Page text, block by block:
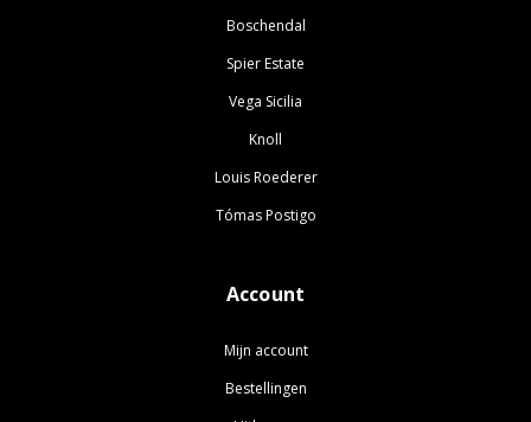
Boschendal
Spier Estate
Vega Sicilia
Knoll
Louis Roederer
Tómas Postigo
Account
Mijn account
Bestellingen